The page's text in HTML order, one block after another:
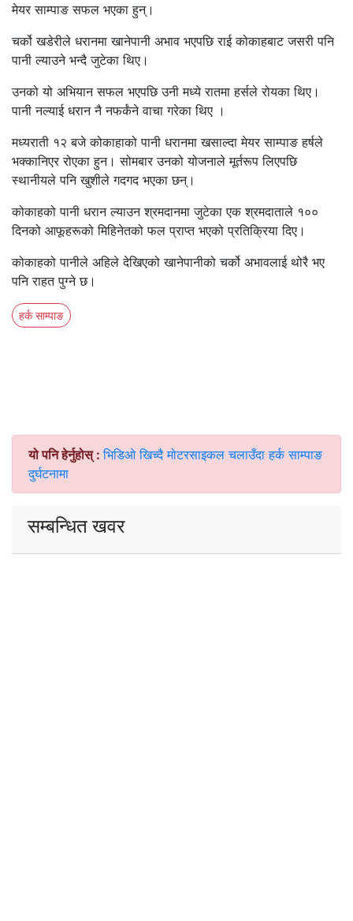
मेयर साम्पाङ सफल भएका हुन्।
चर्को खडेरीले धरानमा खानेपानी अभाव भएपछि राई कोकाहबाट जसरी पनि
पानी ल्याउने भन्दै जुटेका थिए।
उनको यो अभियान सफल भएपछि उनी मध्ये रातमा हर्सले रोयका थिए।
पानी नल्याई धरान नै नफर्कंने वाचा गरेका थिए ।
मध्यराती १२ बजे कोकाहाको पानी धरानमा खसाल्दा मेयर साम्पाङ हर्षले
भक्कानिएर रोएका हुन। सोमबार उनको योजनाले मूर्तरूप लिएपछि
स्थानीयले पनि खुशीले गदगद भएका छन्।
कोकाहको पानी धरान ल्याउन श्रमदानमा जुटेका एक श्रमदाताले १००
दिनको आफूहरूको मिहिनेतको फल प्राप्त भएको प्रतिक्रिया दिए।
कोकाहको पानीले अहिले देखिएको खानेपानीको चर्को अभावलाई थोरै भए
पनि राहत पुग्ने छ।
हर्क साम्पाङ
यो पनि हेर्नुहोस् :भिडिओ खिच्दै मोटरसाइकल चलाउँदा हर्क साम्पाङ
दुर्घटनामा
सम्बन्धित खवर